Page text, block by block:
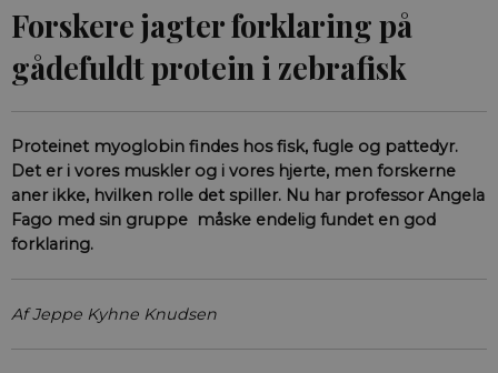
Forskere jagter forklaring på
gådefuldt protein i zebrafisk
Proteinet myoglobin findes hos fisk, fugle og pattedyr.
Det er i vores muskler og i vores hjerte, men forskerne
aner ikke, hvilken rolle det spiller. Nu har professor Angela
Fago med sin gruppe måske endelig fundet en god
forklaring.
Af Jeppe Kyhne Knudsen